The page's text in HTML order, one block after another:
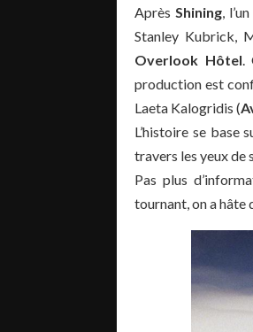
Après Shining,
Stanley Kubrick,
Overlook Hôtel.
production est
Laeta Kalogridis (
L’histoire se base
travers les yeux de
Pas plus
tournant, on a hâte